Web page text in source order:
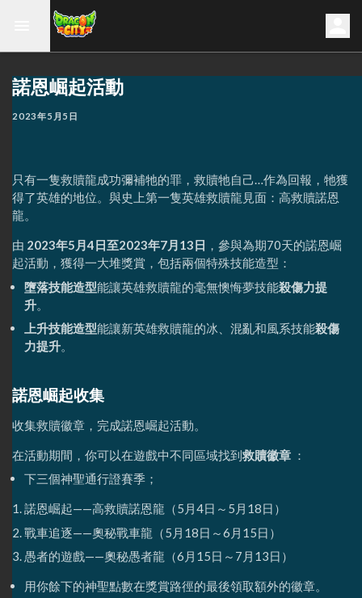
諾恩崛起活動
2023年5月5日
只有一隻救贖龍成功彌補牠的罪，救贖牠自己…作為回報，牠獲
得了英雄的地位。與史上第一隻英雄救贖龍見面：高救贖諾恩
龍。
由 2023年5月4日至2023年7月13日 ，參與為期70天的諾恩崛
起活動，獲得一大堆獎賞，包括兩個特殊技能造型：
墮落技能造型能讓英雄救贖龍的毫無懊悔夢技能殺傷力提
升
上升技能造型能讓新英雄救贖龍的冰、混亂和風系技能殺傷
力提升。
諾恩崛起收集
收集救贖徽章，完成諾恩崛起活動。
在活動期間，你可以在遊戲中不同區域找到救贖徽章 ：
下三個神聖通行證賽季；
諾恩崛起——高救贖諾恩龍（5月4日～5月18日）
戰車追逐——奧秘戰車龍（5月18日～6月15日）
愚者的遊戲——奧秘愚者龍（6月15日～7月13日）
用你餘下的神聖點數在獎賞路徑的最後領取額外的徽章。